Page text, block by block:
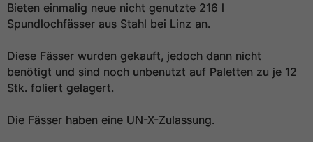
Bieten einmalig neue nicht genutzte 216 l
Spundlochfässer aus Stahl bei Linz an.
Diese Fässer wurden gekauft, jedoch dann nicht
benötigt und sind noch unbenutzt auf Paletten zu je 12
Stk. foliert gelagert.
Die Fässer haben eine UN-X-Zulassung.